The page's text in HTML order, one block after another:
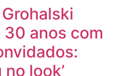
anos com
look’